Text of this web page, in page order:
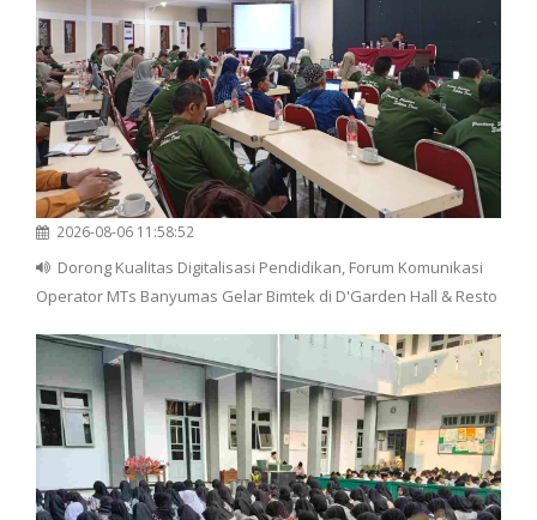
2026-08-06 11:58:52
Dorong Kualitas Digitalisasi Pendidikan, Forum Komunikasi
Operator MTs Banyumas Gelar Bimtek di D'Garden Hall & Resto